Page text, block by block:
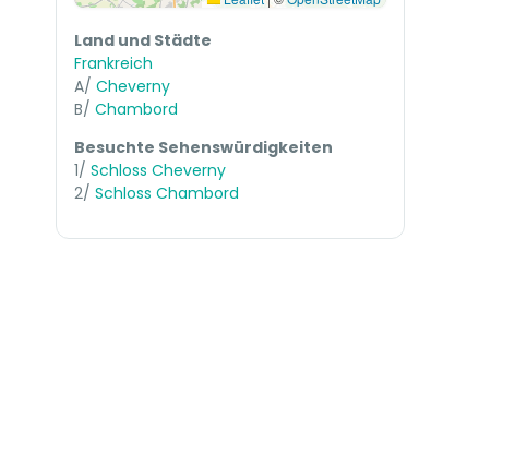
Land und Städte
Frankreich
A/ Cheverny
B/ Chambord
Besuchte Sehenswürdigkeiten
1/ Schloss Cheverny
2/ Schloss Chambord